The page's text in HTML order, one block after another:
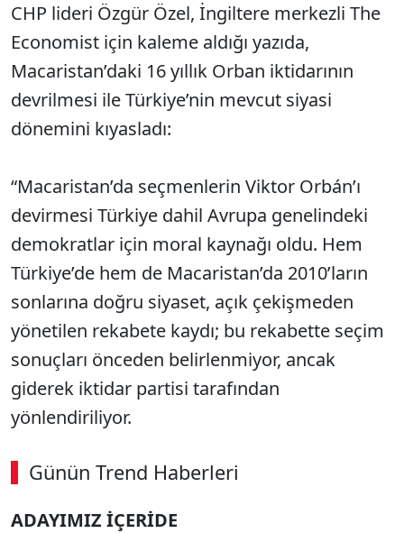
CHP lideri Özgür Özel, İngiltere merkezli The
Economist için kaleme aldığı yazıda,
Macaristan’daki 16 yıllık Orban iktidarının
devrilmesi ile Türkiye’nin mevcut siyasi
dönemini kıyasladı:
“Macaristan’da seçmenlerin Viktor Orbán’ı
devirmesi Türkiye dahil Avrupa genelindeki
demokratlar için moral kaynağı oldu. Hem
Türkiye’de hem de Macaristan’da 2010’ların
sonlarına doğru siyaset, açık çekişmeden
yönetilen rekabete kaydı; bu rekabette seçim
sonuçları önceden belirlenmiyor, ancak
giderek iktidar partisi tarafından
yönlendiriliyor.
Günün Trend Haberleri
00:02 / 06:57
ADAYIMIZ İÇERİDE